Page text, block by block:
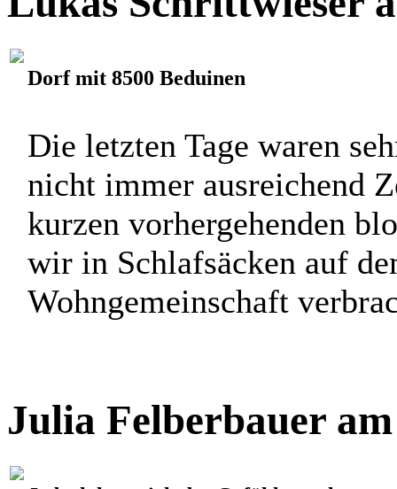
Lukas Schrittwieser
Dorf mit 8500 Beduinen
Die letzten Tage waren
nicht immer ausreichend
Wohngemeinschaft